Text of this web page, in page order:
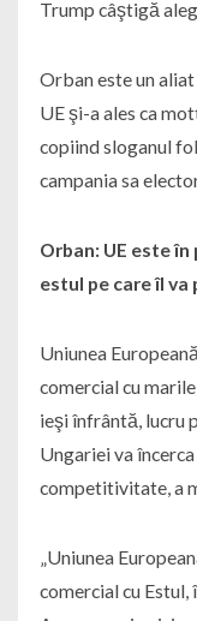
Trump câştigă
Orban este un
UE şi-a ales ca
copiind sloganul
campania sa
Orban: UE este
estul pe care îl va
Uniunea
comercial cu
ieşi înfrântă, lucru
Ungariei va
competitivitate, a
„Uniunea
comercial cu Estul,